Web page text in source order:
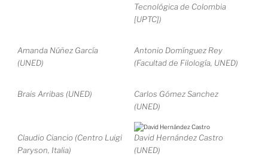
Tecnológica de Colombia
[UPTC])
Amanda Núñez García
(UNED)
Antonio Domínguez Rey
(Facultad de Filología, UNED)
Brais Arribas (UNED)
Carlos Gómez Sanchez
(UNED)
Claudio Ciancio (Centro Luigi
Paryson, Italia)
David Hernández Castro
(UNED)